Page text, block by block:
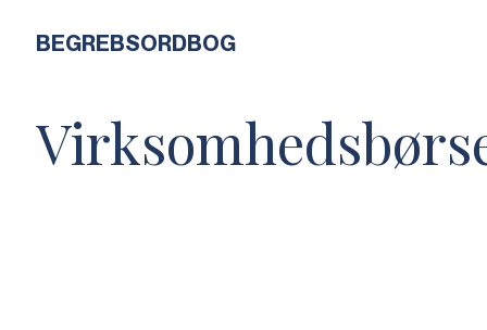
BEGREBSORDBOG